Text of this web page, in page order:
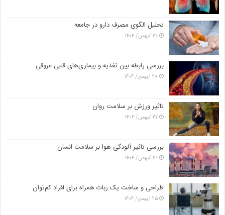
تحلیل الگوی مصرف دارو در جامعه
۲۹ /بهمن/ ۱۴۰۴
بررسی رابطه بین تغذیه و بیماری‌های قلبی عروقی
۲۸ /بهمن/ ۱۴۰۴
تاثیر ورزش بر سلامت روان
۲۷ /بهمن/ ۱۴۰۴
بررسی تاثیر آلودگی هوا بر سلامت انسان
۲۶ /بهمن/ ۱۴۰۴
طراحی و ساخت یک ربات همراه برای افراد کم‌توان
۲۵ /بهمن/ ۱۴۰۴